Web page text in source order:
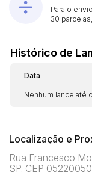
Para o
30
Histórico de
Data
Nenhum lance até
Localização e
Rua Francesco
SP. CEP 05220050